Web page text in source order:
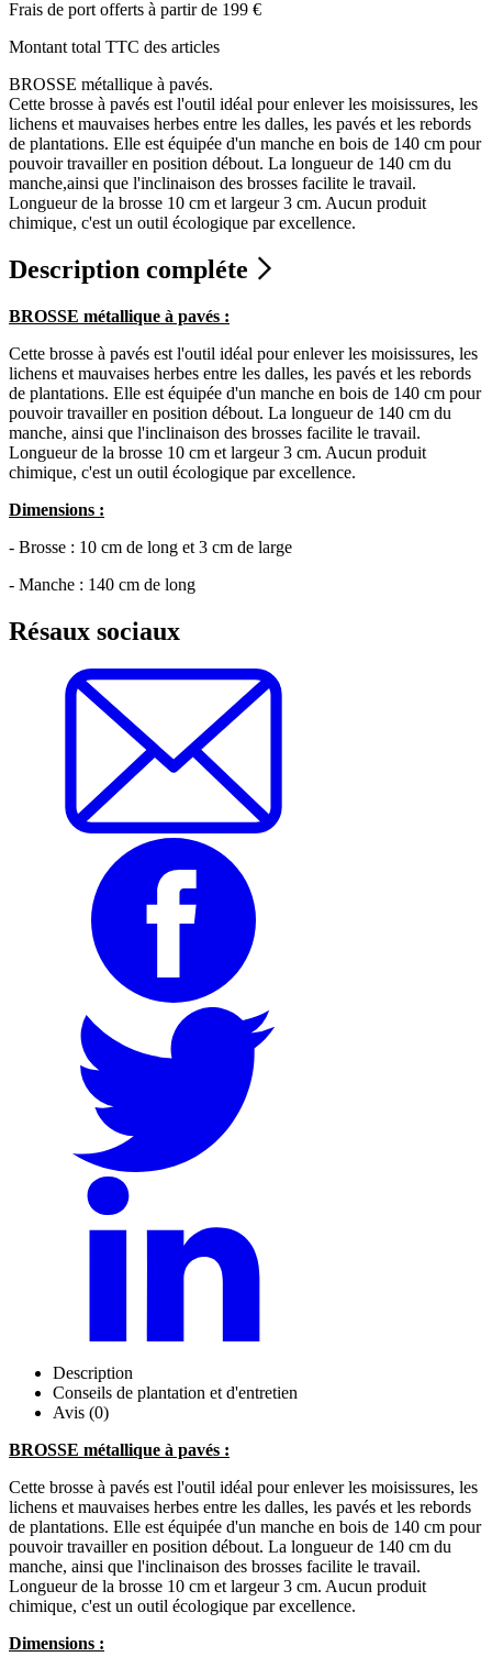
Frais de port offerts à partir de 199 €
Montant total TTC des articles
BROSSE métallique à pavés.
Cette brosse à pavés est l'outil idéal pour enlever les moisissures, les
lichens et mauvaises herbes entre les dalles, les pavés et les rebords
de plantations. Elle est équipée d'un manche en bois de 140 cm pour
pouvoir travailler en position débout. La longueur de 140 cm du
manche,ainsi que l'inclinaison des brosses facilite le travail.
Longueur de la brosse 10 cm et largeur 3 cm. Aucun produit
chimique, c'est un outil écologique par excellence.
Description compléte
BROSSE métallique à pavés :
Cette brosse à pavés est l'outil idéal pour enlever les moisissures, les
lichens et mauvaises herbes entre les dalles, les pavés et les rebords
de plantations. Elle est équipée d'un manche en bois de 140 cm pour
pouvoir travailler en position débout. La longueur de 140 cm du
manche, ainsi que l'inclinaison des brosses facilite le travail.
Longueur de la brosse 10 cm et largeur 3 cm. Aucun produit
chimique, c'est un outil écologique par excellence.
Dimensions :
- Brosse : 10 cm de long et 3 cm de large
- Manche : 140 cm de long
Résaux sociaux
Description
Conseils de plantation et d'entretien
Avis (0)
BROSSE métallique à pavés :
Cette brosse à pavés est l'outil idéal pour enlever les moisissures, les
lichens et mauvaises herbes entre les dalles, les pavés et les rebords
de plantations. Elle est équipée d'un manche en bois de 140 cm pour
pouvoir travailler en position débout. La longueur de 140 cm du
manche, ainsi que l'inclinaison des brosses facilite le travail.
Longueur de la brosse 10 cm et largeur 3 cm. Aucun produit
chimique, c'est un outil écologique par excellence.
Dimensions :